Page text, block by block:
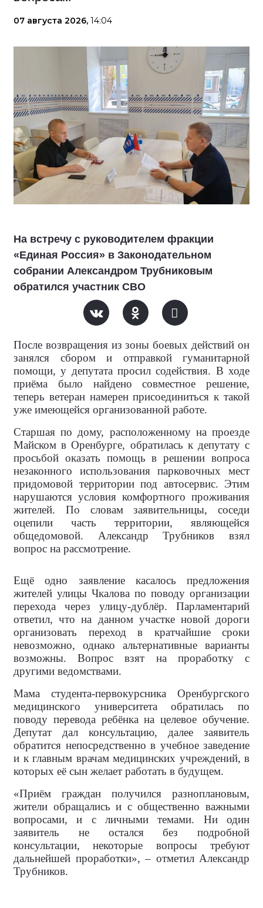
07 августа 2026, 14:04
На встречу с руководителем фракции
«Единая Россия» в Законодательном
собрании Александром Трубниковым
обратился участник СВО
После возвращения из зоны боевых действий он
занялся сбором и отправкой гуманитарной
помощи, у депутата просил содействия. В ходе
приёма было найдено совместное решение,
теперь ветеран намерен присоединиться к такой
уже имеющейся организованной работе.
Старшая по дому, расположенному на проезде
Майском в Оренбурге, обратилась к депутату с
просьбой оказать помощь в решении вопроса
незаконного использования парковочных мест
придомовой территории под автосервис. Этим
нарушаются условия комфортного проживания
жителей. По словам заявительницы, соседи
оцепили часть территории, являющейся
общедомовой. Александр Трубников взял
вопрос на рассмотрение.
Ещё одно заявление касалось предложения
жителей улицы Чкалова по поводу организации
перехода через улицу-дублёр. Парламентарий
ответил, что на данном участке новой дороги
организовать переход в кратчайшие сроки
невозможно, однако альтернативные варианты
возможны. Вопрос взят на проработку с
другими ведомствами.
Мама студента-первокурсника Оренбургского
медицинского университета обратилась по
поводу перевода ребёнка на целевое обучение.
Депутат дал консультацию, далее заявитель
обратится непосредственно в учебное заведение
и к главным врачам медицинских учреждений, в
которых её сын желает работать в будущем.
«Приём граждан получился разноплановым,
жители обращались и с общественно важными
вопросами, и с личными темами. Ни один
заявитель не остался без подробной
консультации, некоторые вопросы требуют
дальнейшей проработки», – отметил Александр
Трубников.